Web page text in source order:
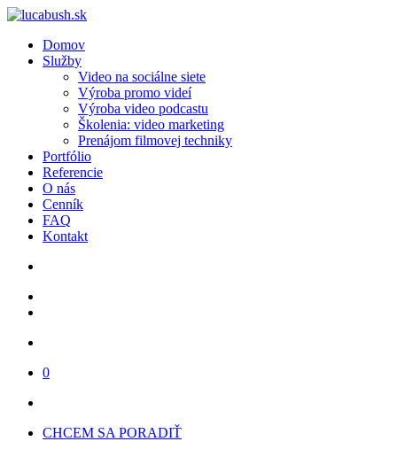
Domov
Služby
Video na sociálne siete
Výroba promo videí
Výroba video podcastu
Školenia: video marketing
Prenájom filmovej techniky
Portfólio
Referencie
O nás
Cenník
FAQ
Kontakt
0
CHCEM SA PORADIŤ